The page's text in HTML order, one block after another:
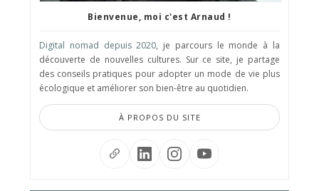
Bienvenue, moi c'est Arnaud !
Digital nomad depuis 2020, je parcours le monde à la
découverte de nouvelles cultures. Sur ce site, je partage
des conseils pratiques pour adopter un mode de vie plus
écologique et améliorer son bien-être au quotidien.
À PROPOS DU SITE